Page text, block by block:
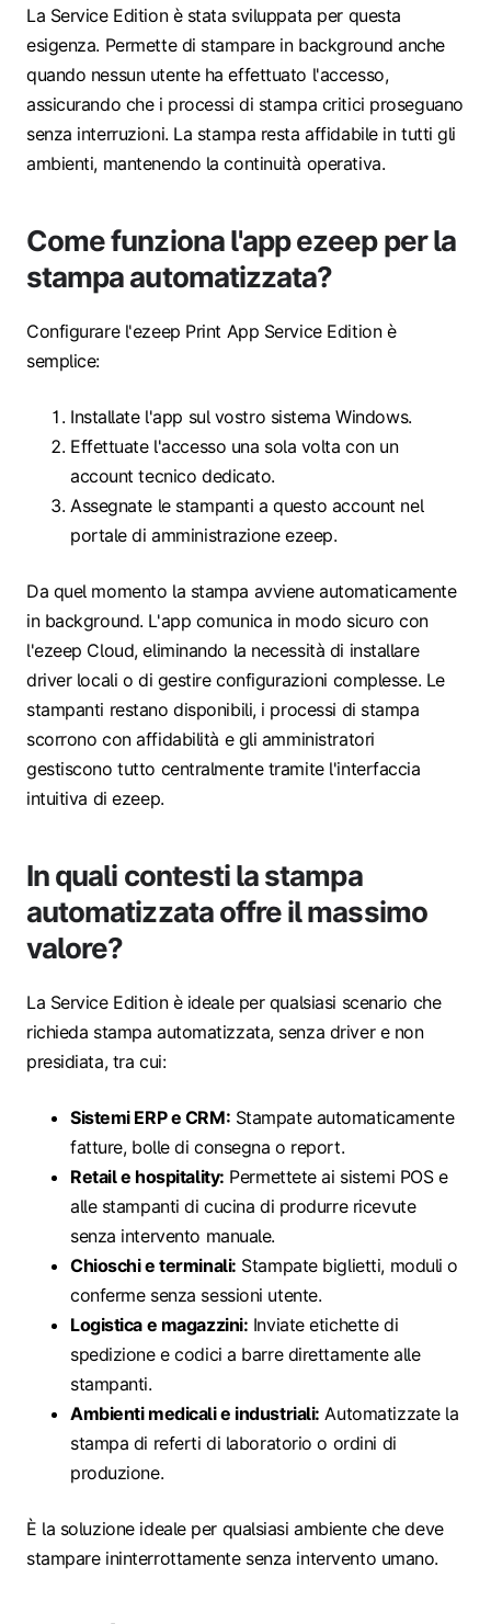
La Service Edition è stata sviluppata per questa
esigenza. Permette di stampare in background anche
quando nessun utente ha effettuato l'accesso,
assicurando che i processi di stampa critici proseguano
senza interruzioni. La stampa resta affidabile in tutti gli
ambienti, mantenendo la continuità operativa.
Come funziona l'app ezeep per la
stampa automatizzata?
Configurare l'ezeep Print App Service Edition è
semplice:
Installate l'app sul vostro sistema Windows.
Effettuate l'accesso una sola volta con un
account tecnico dedicato.
Assegnate le stampanti a questo account nel
portale di amministrazione ezeep.
Da quel momento la stampa avviene automaticamente
in background. L'app comunica in modo sicuro con
l'ezeep Cloud, eliminando la necessità di installare
driver locali o di gestire configurazioni complesse. Le
stampanti restano disponibili, i processi di stampa
scorrono con affidabilità e gli amministratori
gestiscono tutto centralmente tramite l'interfaccia
intuitiva di ezeep.
In quali contesti la stampa
automatizzata offre il massimo
valore?
La Service Edition è ideale per qualsiasi scenario che
richieda stampa automatizzata, senza driver e non
presidiata, tra cui:
Sistemi ERP e CRM: Stampate automaticamente
fatture, bolle di consegna o report.
Retail e hospitality: Permettete ai sistemi POS e
alle stampanti di cucina di produrre ricevute
senza intervento manuale.
Chioschi e terminali: Stampate biglietti, moduli o
conferme senza sessioni utente.
Logistica e magazzini: Inviate etichette di
spedizione e codici a barre direttamente alle
stampanti.
Ambienti medicali e industriali: Automatizzate la
stampa di referti di laboratorio o ordini di
produzione.
È la soluzione ideale per qualsiasi ambiente che deve
stampare ininterrottamente senza intervento umano.